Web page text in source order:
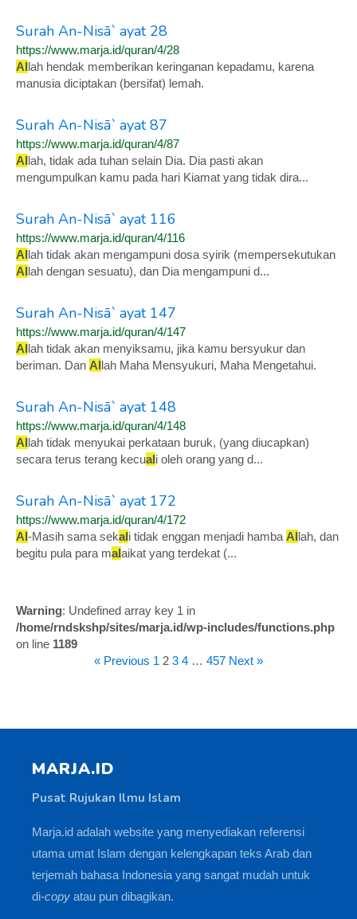
Surah An-Nisā` ayat 28
https://www.marja.id/quran/4/28
Allah hendak memberikan keringanan kepadamu, karena
manusia diciptakan (bersifat) lemah.
Surah An-Nisā` ayat 87
https://www.marja.id/quran/4/87
Allah, tidak ada tuhan selain Dia. Dia pasti akan
mengumpulkan kamu pada hari Kiamat yang tidak dira...
Surah An-Nisā` ayat 116
https://www.marja.id/quran/4/116
Allah tidak akan mengampuni dosa syirik (mempersekutukan
Allah dengan sesuatu), dan Dia mengampuni d...
Surah An-Nisā` ayat 147
https://www.marja.id/quran/4/147
Allah tidak akan menyiksamu, jika kamu bersyukur dan
beriman. Dan Allah Maha Mensyukuri, Maha Mengetahui.
Surah An-Nisā` ayat 148
https://www.marja.id/quran/4/148
Allah tidak menyukai perkataan buruk, (yang diucapkan)
secara terus terang kecuali oleh orang yang d...
Surah An-Nisā` ayat 172
https://www.marja.id/quran/4/172
Al-Masih sama sekali tidak enggan menjadi hamba Allah, dan
begitu pula para malaikat yang terdekat (...
Warning: Undefined array key 1 in
/home/rndskshp/sites/marja.id/wp-includes/functions.php
on line 1189
« Previous 1 2 3 4 … 457 Next »
MARJA.ID
Pusat Rujukan Ilmu Islam
Marja.id adalah website yang menyediakan referensi
utama umat Islam dengan kelengkapan teks Arab dan
terjemah bahasa Indonesia yang sangat mudah untuk
di-copy atau pun dibagikan.